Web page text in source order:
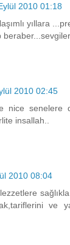
2010 01:18
yıllara
beraber...sevgiler
2010 02:45
nice senelere
insallah..
2010 08:04
ve